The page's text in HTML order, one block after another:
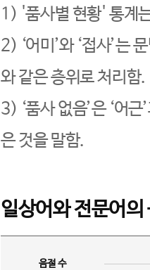
1) '품사별 현황' 통계
2) ‘어미’와 ‘접사’는
와 같은 층위로 처리함.
3) ‘품사 없음’은 ‘어
은 것을 말함.
일상어와 전문어의
음절 수